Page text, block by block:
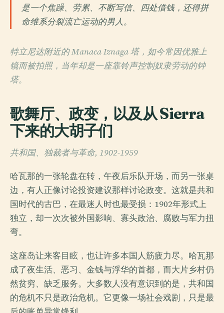
是一个焦躁、劳累、不断写信、四处借钱，还得拼
命维系分裂流亡运动的男人。
特立尼达附近的 Manaca Iznaga 塔，如今常因优雅上
镜而被拍照，当年却是一座靠铃声控制奴隶劳动的钟
塔。
歌舞厅、政变，以及从 Sierra
下来的大胡子们
共和国、独裁者与革命, 1902-1959
哈瓦那的一张轮盘在转，午夜后乐队开场，而另一张桌
边，有人正像讨论投资建议那样讨论政变。这就是共和
国时代的古巴，在最迷人时也最受损：1902年形式上
独立，却一次次被外国影响、寡头政治、腐败与军力扭
弯。
这座岛让来客目眩，也让许多本国人筋疲力尽。哈瓦那
成了夜生活、恶习、金钱与浮华的首都，而大片乡村仍
然贫穷、缺乏服务。大多数人没有意识到的是，共和国
的危机不只是政治危机。它更像一场社会戏剧，只是最